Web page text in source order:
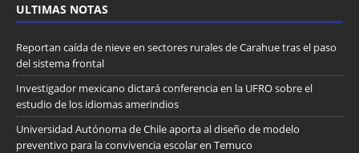
ULTIMAS NOTAS
Reportan caída de nieve en sectores rurales de Carahue tras el paso
del sistema frontal
Investigador mexicano dictará conferencia en la UFRO sobre el
estudio de los idiomas amerindios
Universidad Autónoma de Chile aporta al diseño de modelo
preventivo para la convivencia escolar en Temuco